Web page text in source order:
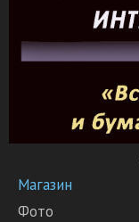
Магазин
Фото